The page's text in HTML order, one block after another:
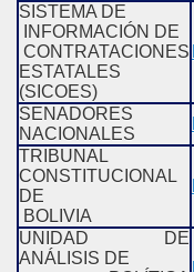
SISTEMA DE
INFORMACIÓN DE
CONTRATACIONES
ESTATALES
(SICOES)
SENADORES
NACIONALES
TRIBUNAL
CONSTITUCIONAL
DE
BOLIVIA
UNIDAD DE
ANÁLISIS DE